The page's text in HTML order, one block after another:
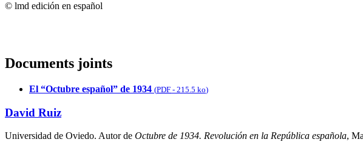
© lmd edición en español
Documents joints
El “Octubre español” de 1934 (PDF - 215.5 ko)
David Ruiz
Universidad de Oviedo. Autor de Octubre de 1934. Revolución en la República española,